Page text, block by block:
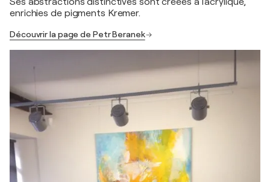
enrichies de pigments Kremer.
Découvrir la page de Petr Beranek